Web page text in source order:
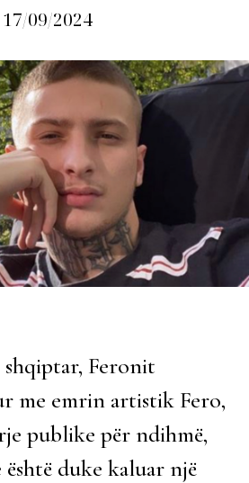
17/09/2024
Feronit
me emrin artistik Fero,
publike për ndihmë,
duke kaluar një